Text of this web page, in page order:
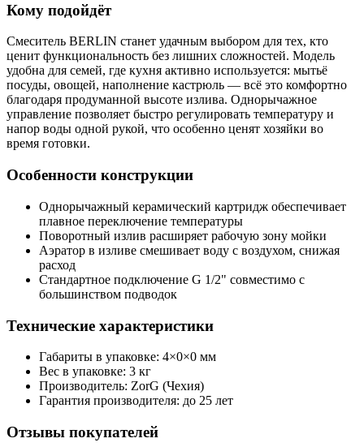
Кому подойдёт
Смеситель BERLIN станет удачным выбором для тех, кто
ценит функциональность без лишних сложностей. Модель
удобна для семей, где кухня активно используется: мытьё
посуды, овощей, наполнение кастрюль — всё это комфортно
благодаря продуманной высоте излива. Однорычажное
управление позволяет быстро регулировать температуру и
напор воды одной рукой, что особенно ценят хозяйки во
время готовки.
Особенности конструкции
Однорычажный керамический картридж обеспечивает
плавное переключение температуры
Поворотный излив расширяет рабочую зону мойки
Аэратор в изливе смешивает воду с воздухом, снижая
расход
Стандартное подключение G 1/2" совместимо с
большинством подводок
Технические характеристики
Габариты в упаковке: 4×0×0 мм
Вес в упаковке: 3 кг
Производитель: ZorG (Чехия)
Гарантия производителя: до 25 лет
Отзывы покупателей